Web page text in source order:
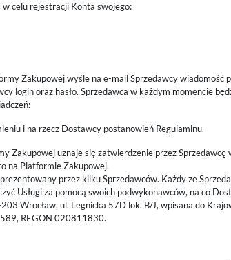
celu rejestracji Konta swojego:
Zakupowej wyśle na e-mail Sprzedawcy wiadomość
login oraz hasło. Sprzedawca w każdym momencie
i na rzecz Dostawcy postanowień Regulaminu.
Zakupowej uznaje się zatwierdzenie przez Sprzedawcę
na Platformie Zakupowej.
przez kilku Sprzedawców. Każdy ze
Usługi za pomocą swoich podwykonawców, na co
Wrocław, ul. Legnicka 57D lok. B/J, wpisana do
REGON 020811830.